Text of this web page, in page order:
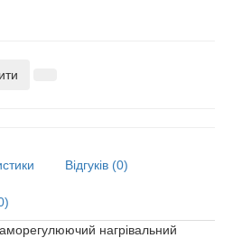
Відгуків (0)
нагрівальний